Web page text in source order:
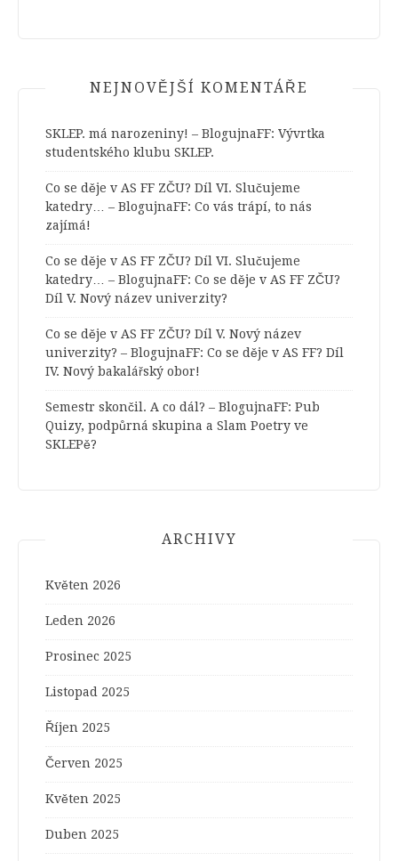
NEJNOVĚJŠÍ KOMENTÁŘE
SKLEP. má narozeniny! – BlogujnaFF: Vývrtka
studentského klubu SKLEP.
Co se děje v AS FF ZČU? Díl VI. Slučujeme
katedry… – BlogujnaFF: Co vás trápí, to nás
zajímá!
Co se děje v AS FF ZČU? Díl VI. Slučujeme
katedry… – BlogujnaFF: Co se děje v AS FF ZČU?
Díl V. Nový název univerzity?
Co se děje v AS FF ZČU? Díl V. Nový název
univerzity? – BlogujnaFF: Co se děje v AS FF? Díl
IV. Nový bakalářský obor!
Semestr skončil. A co dál? – BlogujnaFF: Pub
Quizy, podpůrná skupina a Slam Poetry ve
SKLEPě?
ARCHIVY
Květen 2026
Leden 2026
Prosinec 2025
Listopad 2025
Říjen 2025
Červen 2025
Květen 2025
Duben 2025